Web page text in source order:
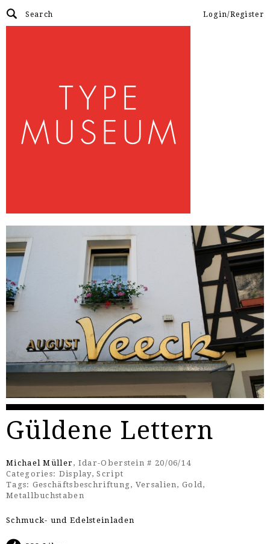
Login/Register
Güldene Lettern
Michael Müller, Idar-Oberstein # 20/06/14
Categories: Display,Script
Tags: Geschäftsbeschriftung, Versalien,Gold,
Metallbuchstaben
Schmuck- und Edelsteinladen